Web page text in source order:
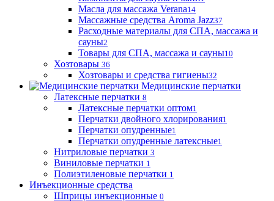
Масла для массажа Verana14
Массажные средства Aroma Jazz37
Расходные материалы для СПА, массажа и
сауны2
Товары для СПА, массажа и сауны10
Хозтовары 36
Хозтовары и средства гигиены32
Медицинские перчатки
Латексные перчатки 8
Латексные перчатки оптом1
Перчатки двойного хлорирования1
Перчатки опудренные1
Перчатки опудренные латексные1
Нитриловые перчатки 3
Виниловые перчатки 1
Полиэтиленовые перчатки 1
Инъекционные средства
Шприцы инъекционные 0